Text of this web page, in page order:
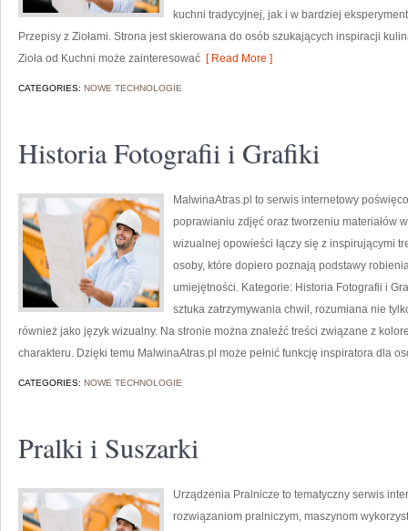
kuchni tradycyjnej, jak i w bardziej
Przepisy z Ziołami. Strona jest skierowana do osób szukających inspiracji
Zioła od Kuchni może zainteresować [ Read More ]
CATEGORIES: NOWE TECHNOLOGIE
Historia Fotografii i Grafiki
MalwinaAtras.pl to serwis internetowy
poprawianiu zdjęć oraz tworzeniu materiałów
wizualnej opowieści łączy się z inspirującymi
osoby, które dopiero poznają podstawy
umiejętności. Kategorie: Historia Fotografii i
sztuka zatrzymywania chwil, rozumiana nie
również jako język wizualny. Na stronie można znaleźć treści związane z
charakteru. Dzięki temu MalwinaAtras.pl może pełnić funkcję inspiratora dla
CATEGORIES: NOWE TECHNOLOGIE
Pralki i Suszarki
Urządzenia Pralnicze to tematyczny serwis
rozwiązaniom pralniczym, maszynom